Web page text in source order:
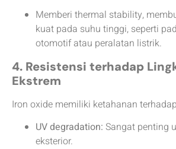
Memberi thermal stability,
kuat pada suhu tinggi, seperti
otomotif atau peralatan listrik.
4. Resistensi terhadap
Ekstrem
Iron oxide memiliki ketahanan
UV degradation: Sangat penting
eksterior.